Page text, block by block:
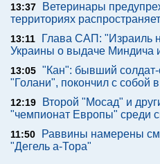
13:37
Ветеринары
территориях
13:11
Глава САП: "Израиль
Украины о выдаче Миндича
13:05 "Кан": бывший
"Голани", покончил с собой
12:19
Второй "Мосад" и
"чемпионат Европы" среди
11:50
Раввины намерены
"Дегель а-Тора"